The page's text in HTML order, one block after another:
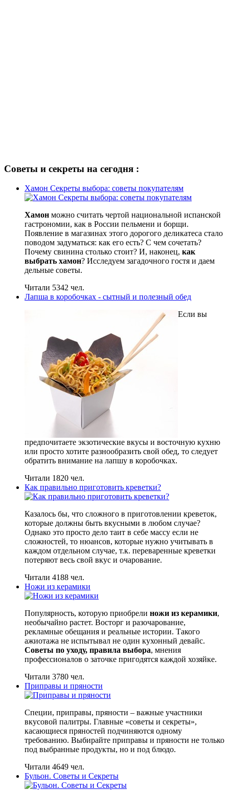
Советы и секреты на сегодня :
Хамон Секреты выбора: советы покупателям
Хамон можно считать чертой национальной испанской
гастрономии, как в России пельмени и борщи.
Появление в магазинах этого дорогого деликатеса стало
поводом задуматься: как его есть? С чем сочетать?
Почему свинина столько стоит? И, наконец, как
выбрать хамон? Исследуем загадочного гостя и даем
дельные советы.
Читали 5342 чел.
Лапша в коробочках - сытный и полезный обед
Если вы
предпочитаете экзотические вкусы и восточную кухню
или просто хотите разнообразить свой обед, то следует
обратить внимание на лапшу в коробочках.
Читали 1820 чел.
Как правильно приготовить креветки?
Казалось бы, что сложного в приготовлении креветок,
которые должны быть вкусными в любом случае?
Однако это просто дело таит в себе массу если не
сложностей, то нюансов, которые нужно учитывать в
каждом отдельном случае, т.к. переваренные креветки
потеряют весь свой вкус и очарование.
Читали 4188 чел.
Ножи из керамики
Популярность, которую приобрели ножи из керамики,
необычайно растет. Восторг и разочарование,
рекламные обещания и реальные истории. Такого
ажиотажа не испытывал не один кухонный девайс.
Советы по уходу, правила выбора, мнения
профессионалов о заточке пригодятся каждой хозяйке.
Читали 3780 чел.
Приправы и пряности
Специи, приправы, пряности – важные участники
вкусовой палитры. Главные «советы и секреты»,
касающиеся пряностей подчиняются одному
требованию. Выбирайте приправы и пряности не только
под выбранные продукты, но и под блюдо.
Читали 4649 чел.
Бульон. Советы и Секреты